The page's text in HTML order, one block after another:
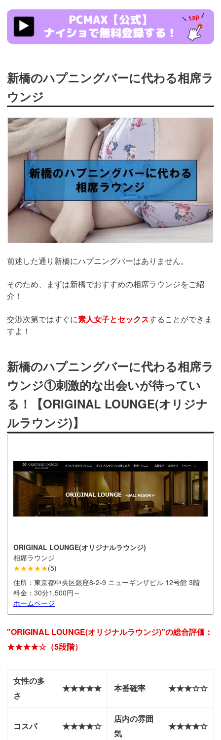
https://pcmax.jp/lp/?
ad_id=rm307152
新橋のハプニングバーに代わる相席ラ
ウンジ
前述した通り 新橋にハプニングバーはありません。
そのため、まずは新橋でおすすめの相席ラウンジをご紹
介！
交渉次第ではすぐに素人女子とセックスすることができま
すよ！
新橋のハプニングバーに代わる相席ラ
ウンジ①刺激的な出会いが待ってい
る！【ORIGINAL LOUNGE(オリジナ
ルラウンジ)】
ORIGINAL LOUNGE(オリジナルラウンジ)
相席ラウンジ
★★★★★(5)
住所： 東京都中央区銀座8-2-9 ニューギンザビル 12号館 3階
料金： 30分1,500円～
ホームページ
"ORIGINAL LOUNGE(オリジナルラウンジ)"の総合評価：
★★★★☆（5段階）
女性の多
さ
★★★★★ 本番確率 ★★★☆☆
コスパ ★★★★☆
店内の雰囲
気
★★★★☆